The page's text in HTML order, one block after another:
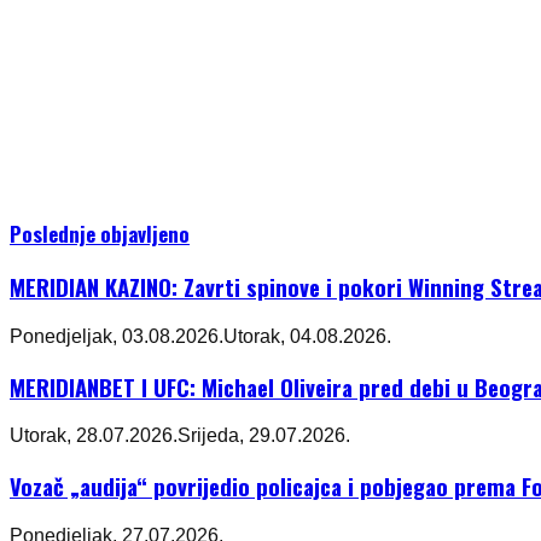
Poslednje objavljeno
MERIDIAN KAZINO: Zavrti spinove i pokori Winning
Ponedjeljak, 03.08.2026.Utorak, 04.08.2026.
MERIDIANBET I UFC: Michael Oliveira pred debi u
Utorak, 28.07.2026.Srijeda, 29.07.2026.
Vozač „audija“ povrijedio policajca i pobjegao prema
Ponedjeljak, 27.07.2026.